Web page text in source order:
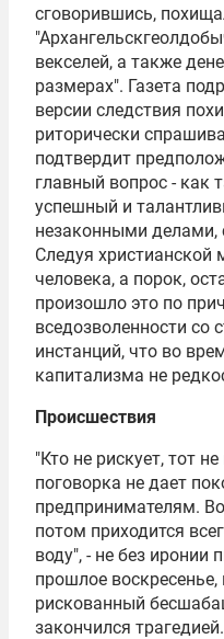
сговорившись,
"
векселей, а также
размерах". Газета
версии следствия
риторически
подтвердит
главный вопрос - как
успешный и
незаконными делами,
Следуя христианской
человека, а порок,
произошло это по
вседозволенности
инстанций, что во
капитализма не
Происшествия
"Кто не рискует, тот
поговорка не дает
предпринимателям.
потом приходится
воду", - не без иронии
прошлое воскресенье,
рискованный
закончился